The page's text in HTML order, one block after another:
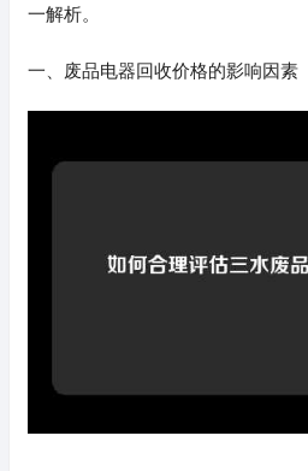
一解析。
一、废品电器回收价格的影响因素